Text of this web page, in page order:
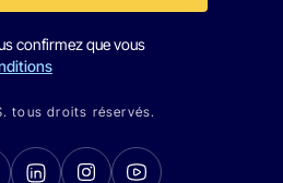
confirmez que vous
tous droits réservés.